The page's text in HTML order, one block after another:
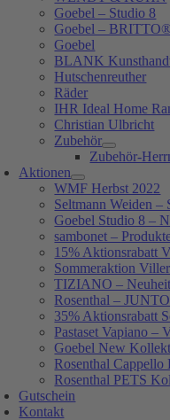
Goebel – Studio 8
Goebel –
Goebel
BLANK
Hutschenreuther
Räder
IHR Ideal Home
Christian Ulbricht
Zubehör
Zubehör-
Aktionen
WMF Herbst 2022
Seltmann Weiden –
Goebel Studio 8 –
sambonet –
15% Aktionsrabatt
Sommeraktion
TIZIANO –
Rosenthal –
35% Aktionsrabatt
Pastaset Vapiano –
Goebel New
Rosenthal
Rosenthal PETS
Gutschein
Kontakt